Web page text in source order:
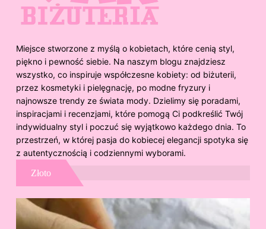
Miejsce stworzone z myślą o kobietach, które cenią styl,
piękno i pewność siebie. Na naszym blogu znajdziesz
wszystko, co inspiruje współczesne kobiety: od biżuterii,
przez kosmetyki i pielęgnację, po modne fryzury i
najnowsze trendy ze świata mody. Dzielimy się poradami,
inspiracjami i recenzjami, które pomogą Ci podkreślić Twój
indywidualny styl i poczuć się wyjątkowo każdego dnia. To
przestrzeń, w której pasja do kobiecej elegancji spotyka się
z autentycznością i codziennymi wyborami.
Złoto